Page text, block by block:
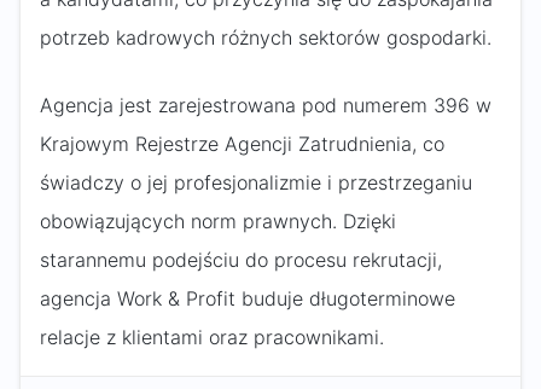
potrzeb kadrowych różnych sektorów gospodarki.
Agencja jest zarejestrowana pod numerem 396 w
Krajowym Rejestrze Agencji Zatrudnienia, co
świadczy o jej profesjonalizmie i przestrzeganiu
obowiązujących norm prawnych. Dzięki
starannemu podejściu do procesu rekrutacji,
agencja Work & Profit buduje długoterminowe
relacje z klientami oraz pracownikami.